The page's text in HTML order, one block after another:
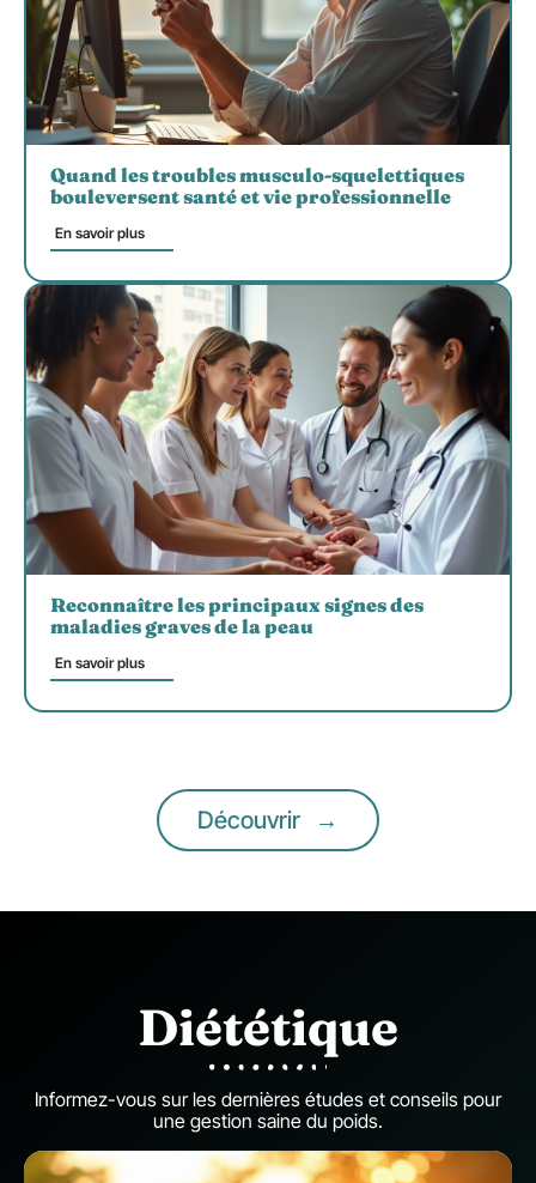
Quand les troubles musculo-squelettiques
bouleversent santé et vie professionnelle
En savoir plus
Reconnaître les principaux signes des
maladies graves de la peau
En savoir plus
Découvrir
Diététique
Informez-vous sur les dernières études et conseils pour
une gestion saine du poids.